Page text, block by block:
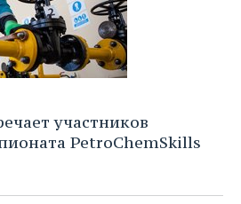
участников
PetroChemSkills